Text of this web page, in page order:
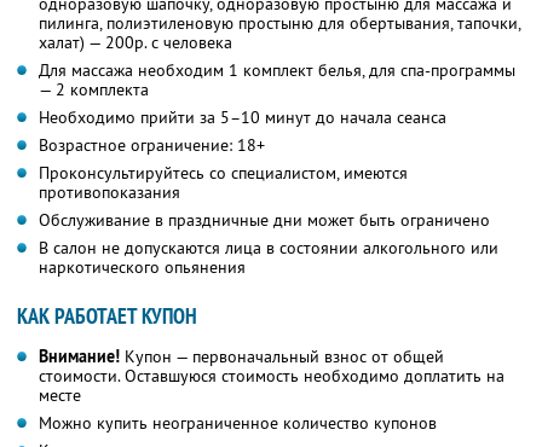
пилинга, полиэтиленовую простыню для обертывания, тапочки,
халат) — 200р. с человека
Для массажа необходим 1 комплект белья, для спа-программы
— 2 комплекта
Необходимо прийти за 5–10 минут до начала сеанса
Возрастное ограничение: 18+
Проконсультируйтесь со специалистом, имеются
противопоказания
Обслуживание в праздничные дни может быть ограничено
В салон не допускаются лица в состоянии алкогольного или
наркотического опьянения
КАК РАБОТАЕТ КУПОН
Внимание! Купон — первоначальный взнос от общей
стоимости. Оставшуюся стоимость необходимо доплатить на
месте
Можно купить неограниченное количество купонов